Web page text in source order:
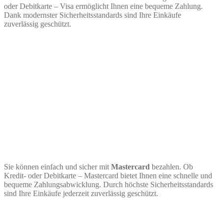
oder Debitkarte – Visa ermöglicht Ihnen eine bequeme Zahlung.
Dank modernster Sicherheitsstandards sind Ihre Einkäufe
zuverlässig geschützt.
Sie können einfach und sicher mit Mastercard bezahlen. Ob
Kredit- oder Debitkarte – Mastercard bietet Ihnen eine schnelle und
bequeme Zahlungsabwicklung. Durch höchste Sicherheitsstandards
sind Ihre Einkäufe jederzeit zuverlässig geschützt.